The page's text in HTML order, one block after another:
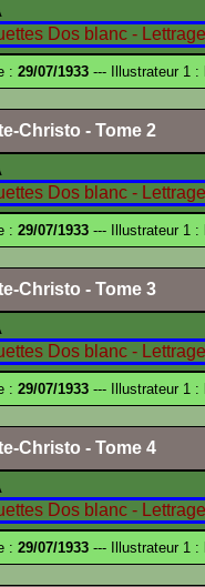
: 29/07/1933 --- Illustrateur 1 :
Christo - Tome 2
: 29/07/1933 --- Illustrateur 1 :
Christo - Tome 3
: 29/07/1933 --- Illustrateur 1 :
Christo - Tome 4
: 29/07/1933 --- Illustrateur 1 :